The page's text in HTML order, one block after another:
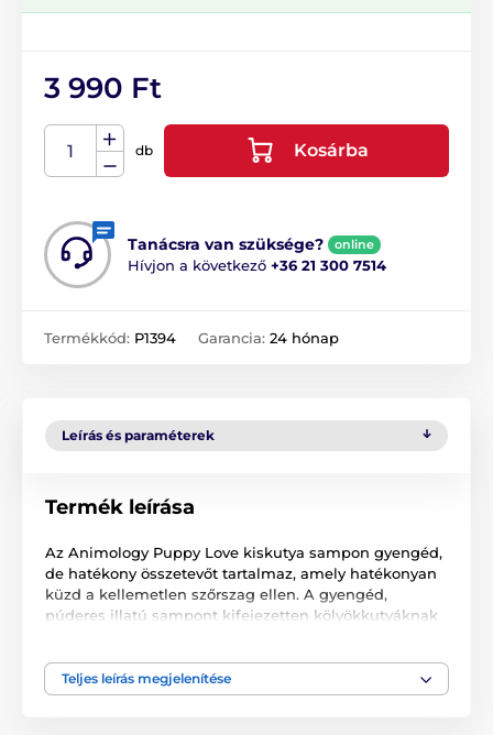
3 990 Ft
db Kosárba
Tanácsra van szüksége? online
Hívjon a következő +36 21 300 7514
Termékkód: P1394 Garancia: 24 hónap
Leírás és paraméterek
Termék leírása
Az Animology Puppy Love kiskutya sampon gyengéd,
de hatékony összetevőt tartalmaz, amely hatékonyan
küzd a kellemetlen szőrszag ellen. A gyengéd,
púderes illatú sampont kifejezetten kölyökkutyáknak
kutya bőrének megfelelő pH-értéke, a kondicionáló és
a fontos B5 pro-vitamin tartalma. Az enyhén habzó
Teljes leírás megjelenítése